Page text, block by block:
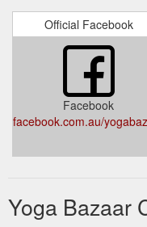
Official Facebook
Facebook
facebook.com.au/
Yoga Bazaar